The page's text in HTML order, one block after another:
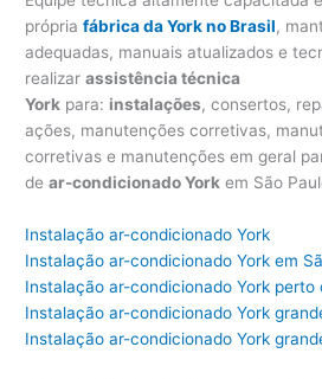
própriafábrica da York no Brasil,
adequadas, manuais atualizados e
realizarassistência técnica
York para: instalações, consertos,
ações, manutenções corretivas,
corretivas e manutenções em geral
dear-condicionado York em São
Instalação ar-condicionado York
Instalação ar-condicionado York em
Instalação ar-condicionado York perto
Instalação ar-condicionado York
Instalação ar-condicionado York